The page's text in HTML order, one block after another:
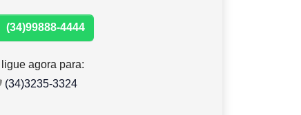
(34)99888-4444
agora para:
(34)3235-3324